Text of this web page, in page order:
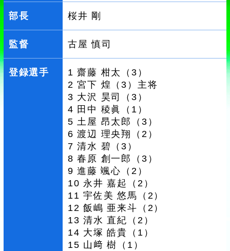
部長 桜井 剛
監督 古屋 慎司
登録選手
1 齋藤 柑太（3）
2 宮下 煌（3）主将
3 大沢 昊司（3）
4 田中 稜眞（1）
5 土屋 昂太郎（3）
6 渡辺 理央翔（2）
7 清水 碧（3）
8 春原 創一郎（3）
9 進藤 颯心（2）
10 永井 嘉起（2）
11 宇佐美 悠馬（2）
12 飯嶋 亜来斗（2）
13 清水 直紀（2）
14 大塚 皓貴（1）
15 山﨑 樹（1）